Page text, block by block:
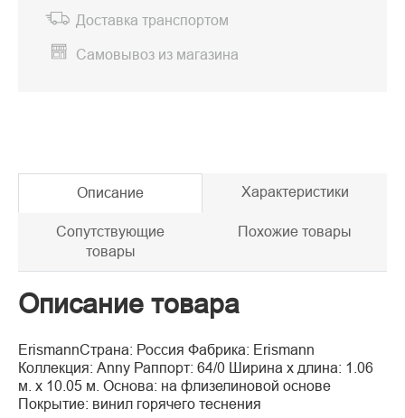
Доставка транспортом
Самовывоз из магазина
Описание Характеристики
Сопутствующие
товары
Похожие товары
Описание товара
ErismannСтрана: Россия Фабрика: Erismann
Коллекция: Anny Раппорт: 64/0 Ширина x длина: 1.06
м. x 10.05 м. Основа: на флизелиновой основе
Покрытие: винил горячего теснения